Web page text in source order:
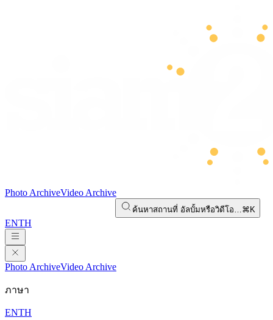
Photo ArchiveVideo Archive
ค้นหาสถานที่ อัลบั้มหรือวิดีโอ…⌘K
ENTH
Photo ArchiveVideo Archive
ภาษา
ENTH